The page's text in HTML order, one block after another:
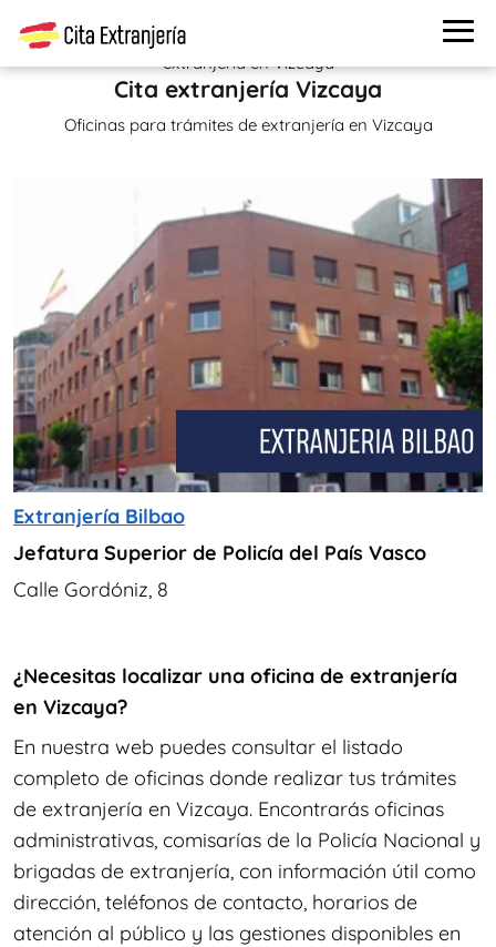
Cita extranjería>Oficinas de extranjería
> Oficinas de
extranjería en Vizcaya
Cita extranjería Vizcaya
Oficinas para trámites de extranjería en Vizcaya
Extranjería Bilbao
Jefatura Superior de Policía del País Vasco
Calle Gordóniz, 8
¿Necesitas localizar una oficina de extranjería
en Vizcaya?
En nuestra web puedes consultar el listado
completo de oficinas donde realizar tus trámites
de extranjería en Vizcaya. Encontrarás oficinas
administrativas, comisarías de la Policía Nacional y
brigadas de extranjería, con información útil como
dirección, teléfonos de contacto, horarios de
atención al público y las gestiones disponibles en